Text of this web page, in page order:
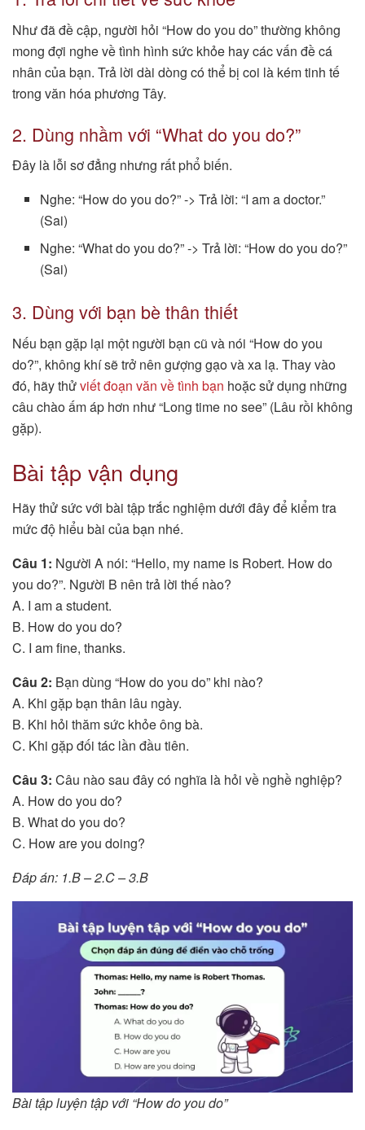
Như đã đề cập, người hỏi “How do you do” thường không
mong đợi nghe về tình hình sức khỏe hay các vấn đề cá
nhân của bạn. Trả lời dài dòng có thể bị coi là kém tinh tế
trong văn hóa phương Tây.
2. Dùng nhầm với “What do you do?”
Đây là lỗi sơ đẳng nhưng rất phổ biến.
Nghe: “How do you do?” -> Trả lời: “I am a doctor.”
(Sai)
Nghe: “What do you do?” -> Trả lời: “How do you do?”
(Sai)
3. Dùng với bạn bè thân thiết
Nếu bạn gặp lại một người bạn cũ và nói “How do you
do?”, không khí sẽ trở nên gượng gạo và xa lạ. Thay vào
đó, hãy thửviết đoạn văn về tình bạn hoặc sử dụng những
câu chào ấm áp hơn như “Long time no see” (Lâu rồi không
gặp).
Bài tập vận dụng
Hãy thử sức với bài tập trắc nghiệm dưới đây để kiểm tra
mức độ hiểu bài của bạn nhé.
Câu 1: Người A nói: “Hello, my name is Robert. How do
you do?”. Người B nên trả lời thế nào?
A. I am a student.
B. How do you do?
C. I am fine, thanks.
Câu 2: Bạn dùng “How do you do” khi nào?
A. Khi gặp bạn thân lâu ngày.
B. Khi hỏi thăm sức khỏe ông bà.
C. Khi gặp đối tác lần đầu tiên.
Câu 3: Câu nào sau đây có nghĩa là hỏi về nghề nghiệp?
A. How do you do?
B. What do you do?
C. How are you doing?
Đáp án: 1.B – 2.C – 3.B
Bài tập luyện tập với “How do you do”